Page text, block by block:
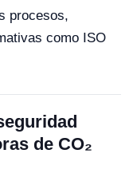
procesos,
como ISO
de CO₂